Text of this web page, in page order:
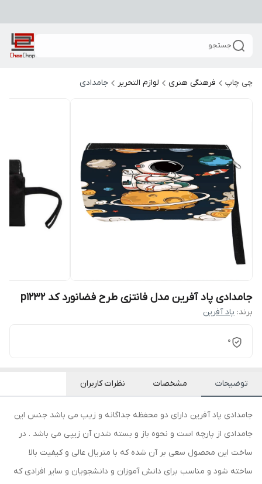
جستجو
چی چاپ فرهنگی هنری لوازم التحریر جامدادی
جامدادی پاد آفرین مدل فانتزی طرح فضانورد کد p1232
برند: پاد آفرین
0
توضیحات مشخصات نظرات کاربران
جامدادی پاد آفرین دارای دو محفظه جداگانه و زیپ می باشد جنس این
جامدادی از پارچه است و نحوه باز و بسته شدن آن زیپی می باشد . در
ساخت این محصول سعی بر آن شده که با متریال عالی و کیفیت بالا
ساخته شود و مناسب برای دانش آموزان و دانشجویان و سایر افرادی که